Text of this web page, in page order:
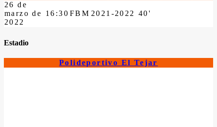
26 de
marzo de
2022
16:30 FBM 2021-2022 40'
Estadio
Polideportivo El Tejar